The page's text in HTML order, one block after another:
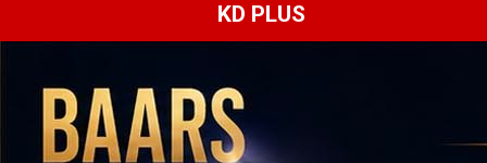
KD PLUS